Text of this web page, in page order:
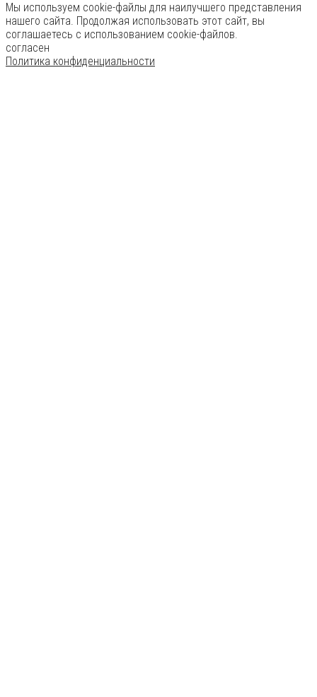
Мы используем cookie-файлы для наилучшего представления
нашего сайта. Продолжая использовать этот сайт, вы
соглашаетесь с использованием cookie-файлов.
согласен
Политика конфиденциальности